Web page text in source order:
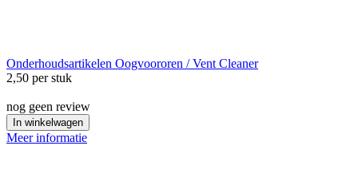
Onderhoudsartikelen Oogvoororen / Vent Cleaner
2,50 per stuk
nog geen review
In winkelwagen
Meer informatie